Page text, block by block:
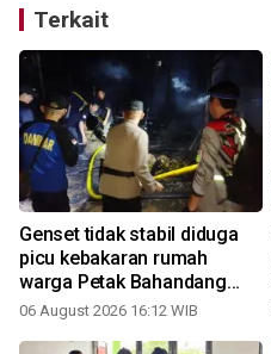
Terkait
Genset tidak stabil diduga
picu kebakaran rumah
warga Petak Bahandang
Gumas
06 August 2026 16:12 WIB